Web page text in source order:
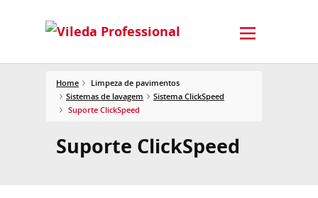
Home
Limpeza de pavimentos
Sistemas de lavagem
Sistema ClickSpeed
Suporte ClickSpeed
Suporte ClickSpeed